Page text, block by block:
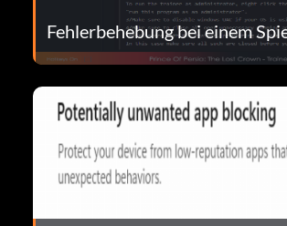
Fehlerbehebung bei einem